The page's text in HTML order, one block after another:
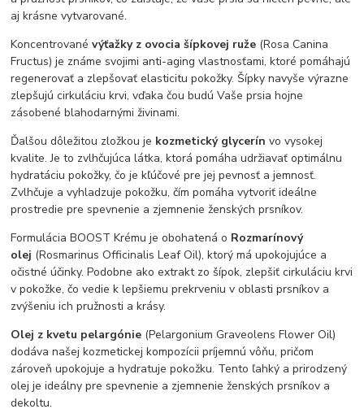
aj krásne vytvarované.
Koncentrovanévýťažky z ovocia šípkovej ruže (Rosa Canina
Fructus) je známe svojimi anti-aging vlastnosťami, ktoré pomáhajú
regenerovať a zlepšovať elasticitu pokožky. Šípky navyše výrazne
zlepšujú cirkuláciu krvi, vďaka čou budú Vaše prsia hojne
zásobené blahodarnými živinami.
Ďalšou dôležitou zložkou je kozmetický glycerín vo vysokej
kvalite. Je to zvlhčujúca látka, ktorá pomáha udržiavať optimálnu
hydratáciu pokožky, čo je kľúčové pre jej pevnosť a jemnosť.
Zvlhčuje a vyhladzuje pokožku, čím pomáha vytvoriť ideálne
prostredie pre spevnenie a zjemnenie ženských prsníkov.
Formulácia BOOST Krému je obohatená o Rozmarínový
olej (Rosmarinus Officinalis Leaf Oil), ktorý má upokojujúce a
očistné účinky. Podobne ako extrakt zo šípok, zlepšiť cirkuláciu krvi
v pokožke, čo vedie k lepšiemu prekrveniu v oblasti prsníkov a
zvýšeniu ich pružnosti a krásy.
Olej z kvetu pelargónie (Pelargonium Graveolens Flower Oil)
dodáva našej kozmetickej kompozícii príjemnú vôňu, pričom
zároveň upokojuje a hydratuje pokožku. Tento ľahký a prirodzený
olej je ideálny pre spevnenie a zjemnenie ženských prsníkov a
dekoltu.